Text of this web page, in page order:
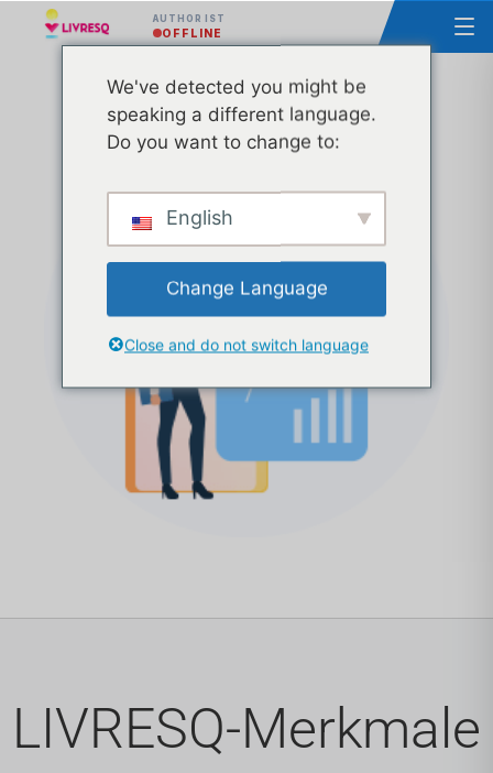
AUTHOR IST
OFFLINE
Kurs - Grundlagen von LIVRESQ - Gruppe 49
Pluxee
LIVRESQ-Merkmale
We've detected you might be
speaking a different language.
Do you want to change to:
English
Change Language
Close and do not switch language